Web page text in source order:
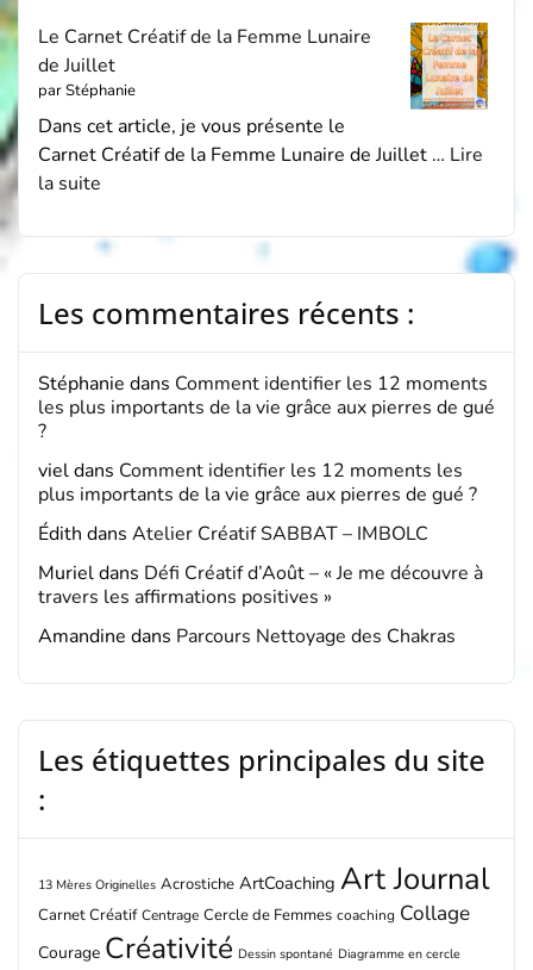
Le Carnet Créatif de la Femme Lunaire
de Juillet
par Stéphanie
Dans cet article, je vous présente le
Carnet Créatif de la Femme Lunaire de Juillet … Lire
la suite
Les commentaires récents :
Stéphanie dans Comment identifier les 12 moments
les plus importants de la vie grâce aux pierres de gué
?
vieldans Comment identifier les 12 moments les
plus importants de la vie grâce aux pierres de gué ?
Édith dans Atelier Créatif SABBAT – IMBOLC
Murieldans Défi Créatif d’Août – « Je me découvre à
travers les affirmations positives »
Amandine dans Parcours Nettoyage des Chakras
Les étiquettes principales du site
:
13 Mères Originelles Acrostiche ArtCoaching Art Journal
Carnet Créatif Centrage Cercle de Femmes coaching Collage
Courage Créativité Dessin spontané Diagramme en cercle